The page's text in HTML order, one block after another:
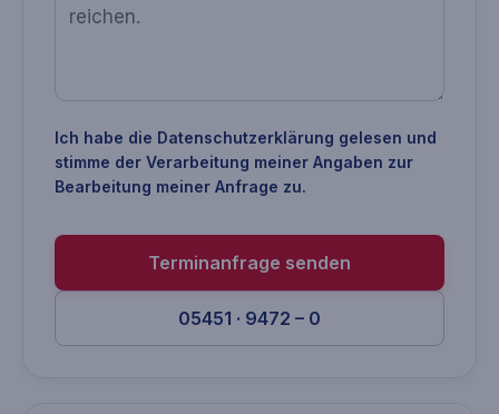
Ich habe die Datenschutzerklärung gelesen und
stimme der Verarbeitung meiner Angaben zur
Bearbeitung meiner Anfrage zu.
Terminanfrage senden
05451 · 9472 – 0